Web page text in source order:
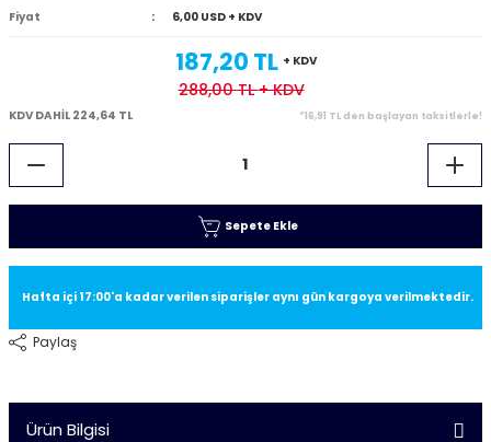
Fiyat
6,00 USD + KDV
187,20 TL + KDV
288,00 TL+ KDV
KDV DAHİL 224,64 TL *16,91 TL den başlayan taksitlerle!
Sepete Ekle
Hafta içi 17:00'a kadar verilen siparişler aynı gün kargoya verilmektedir.
Paylaş
Ürün Bilgisi